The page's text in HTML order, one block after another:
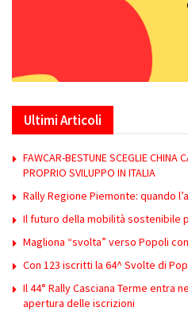
Ultimi Articoli
FAWCAR-BESTUNE SCEGLIE CHINA
PROPRIO SVILUPPO IN ITALIA
Rally Regione Piemonte: quando
Il futuro della mobilità sostenibile
Magliona “svolta” verso Popoli
Con 123 iscritti la 64^ Svolte di
Il 44° Rally Casciana Terme entra
apertura delle iscrizioni